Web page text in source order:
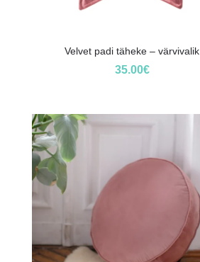
Velvet padi täheke – värvivalik
35.00€